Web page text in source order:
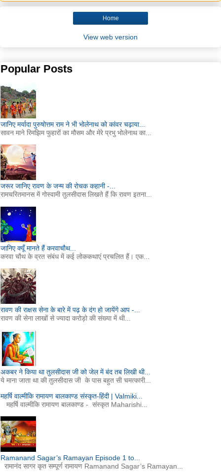
Home
View web version
Popular Posts
जानिए मर्यादा पुरुषोत्तम राम ने भी भोलेनाथ को कांवर चढ़ाया...
सावन माने रिमझिम फुहारों का मौसम और मेरे प्रभु भोलेनाथ का...
जरूर जानिए रावण के जन्म की रोचक कहानी -...
रामचरितमानस में गोस्वामी तुलसीदास लिखते हैं कि रावण इतना...
जानिए क्यूँ मानते हैं करवाचौथ...
करवा चौथ के व्रत संबंध में कई लोककथाएं प्रचलित हैं। एक...
रावण की राक्षस सेना के बारे में पढ़ के दंग हो जायेंगे आप -...
रावण की सेना लाखों से ज्यादा करोड़ो की संख्या में थी...
अकबर ने किया था तुलसीदास जी को जेल में बंद तब लिखी थी...
ये माना जाता था की तुलसीदास जी के पास बहुत सी चमत्कारी...
महर्षि वाल्मीकि रामायण बालकाण्ड संस्कृत-हिंदी | Valmiki...
महर्षि वाल्मीकि रामायण बालकाण्ड - संस्कृत Maharishi...
Ramanand Sagar’s Ramayan Episode 1 to...
रामानंद सागर कृत सम्पूर्ण रामायण Ramanand Sagar’s Ramayan...